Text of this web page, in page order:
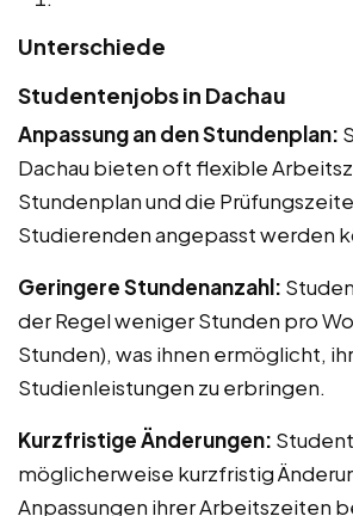
Unterschiede
Studentenjobs in Dachau
Anpassung an den Stundenplan:
Dachau bieten oft flexible
Stundenplan und die
Studierenden angepasst werden
Geringere Stundenanzahl:
der Regel weniger Stunden pro
Stunden), was ihnen ermöglicht,
Studienleistungen zu erbringen.
Kurzfristige Änderungen:
möglicherweise kurzfristig
Anpassungen ihrer Arbeitszeiten